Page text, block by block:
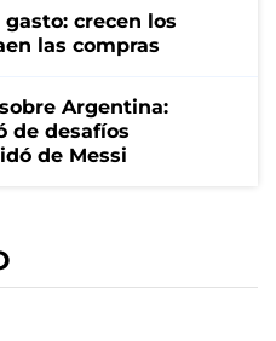
crecen los
las compras
Argentina:
de desafíos
de Messi